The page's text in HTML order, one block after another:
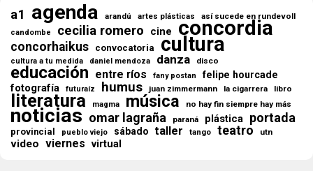
a1 agenda arandú artes plásticas así sucede en rundevoll
candombe cecilia romero cine concordia
concorhaikus convocatoria cultura
cultura a tu medida daniel mendoza danza disco
educación entre ríos fany postan felipe hourcade
fotografía futuraíz humus juan zimmermann la cigarrera libro
literatura magma música no hay fin siempre hay más
noticias omar lagraña paraná plástica portada
provincial pueblo viejo sábado taller tango teatro utn
video viernes virtual